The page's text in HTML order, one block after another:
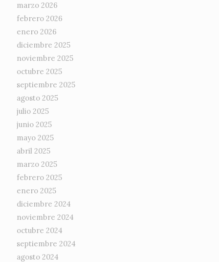
marzo 2026
febrero 2026
enero 2026
diciembre 2025
noviembre 2025
octubre 2025
septiembre 2025
agosto 2025
julio 2025
junio 2025
mayo 2025
abril 2025
marzo 2025
febrero 2025
enero 2025
diciembre 2024
noviembre 2024
octubre 2024
septiembre 2024
agosto 2024